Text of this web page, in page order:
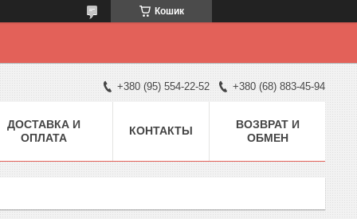
Кошик
+380 (95) 554-22-52 +380 (68) 883-45-94
ДОСТАВКА И
ОПЛАТА
КОНТАКТЫ
ВОЗВРАТ И
ОБМЕН